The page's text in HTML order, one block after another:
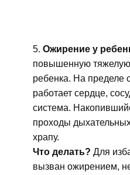
Ожирение у
повышенную тяжелую
ребенка. На пределе
работает сердце,
система.
проходы
храпу.
Что делать? Для
вызван ожирением,